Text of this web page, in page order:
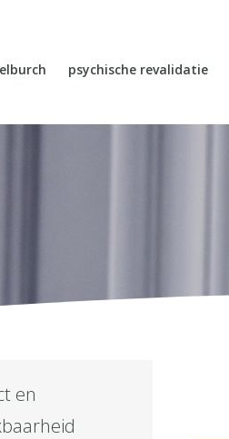
psychische revalidatie
en